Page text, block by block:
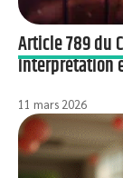
Article 789 du
interprétation
11 mars 2026